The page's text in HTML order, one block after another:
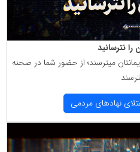
را نترسانید
میترسند؛ از حضور شما در صحنه
نهادهای مردمی